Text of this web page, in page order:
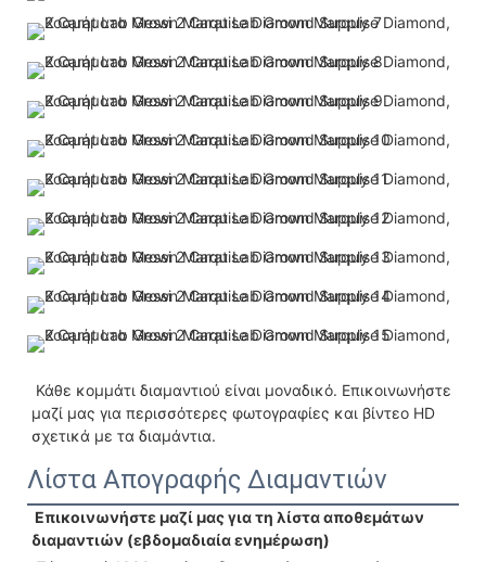
μαζί μας για περισσότερες φωτογραφίες και βίντεο HD
σχετικά με τα διαμάντια.
Λίστα Απογραφής Διαμαντιών
διαμαντιών (εβδομαδιαία ενημέρωση)